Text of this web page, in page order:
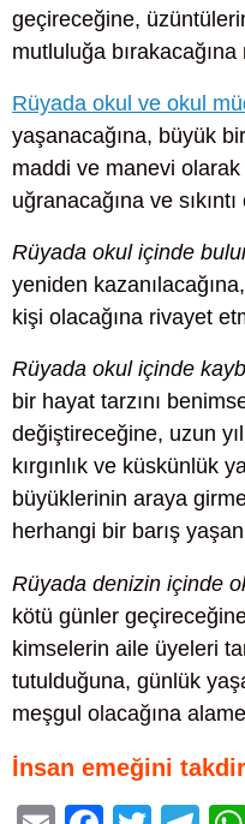
geçireceğine,
mutluluğa
Rüyada okul ve okul
yaşanacağına, büyük
maddi ve manevi
uğranacağına ve
Rüyada okul içinde
yeniden
kişi olacağına rivayet
Rüyada okul içinde
bir hayat tarzını
değiştireceğine, uzun
kırgınlık ve küskünlük
büyüklerinin araya
herhangi bir barış
Rüyada denizin içinde
kötü günler
kimselerin aile üyeleri
tutulduğuna, günlük
meşgul olacağına
İnsan emeğini